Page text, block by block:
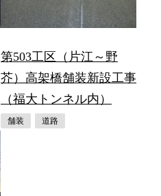
第503工区（片江～野
芥）高架橋舗装新設工事
（福大トンネル内）
舗装 道路